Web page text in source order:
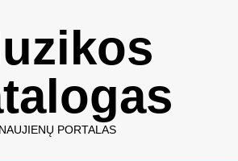
NAUJIENŲ PORTALAS